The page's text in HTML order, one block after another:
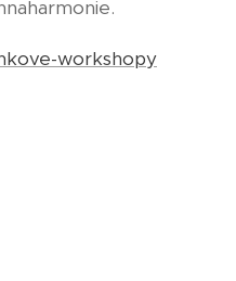
workshopy